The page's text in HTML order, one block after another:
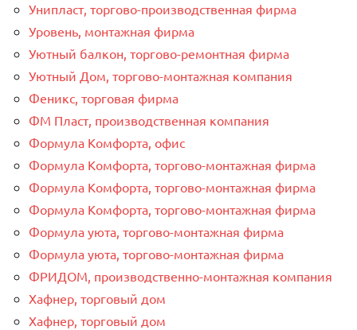
Унипласт, торгово-производственная фирма
Уровень, монтажная фирма
Уютный балкон, торгово-ремонтная фирма
Уютный Дом, торгово-монтажная компания
Феникс, торговая фирма
ФМ Пласт, производственная компания
Формула Комфорта, офис
Формула Комфорта, торгово-монтажная фирма
Формула Комфорта, торгово-монтажная фирма
Формула Комфорта, торгово-монтажная фирма
Формула уюта, торгово-монтажная фирма
Формула уюта, торгово-монтажная фирма
ФРИДОМ, производственно-монтажная компания
Хафнер, торговый дом
Хафнер, торговый дом